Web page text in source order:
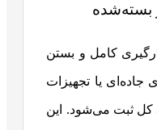
بسته‌شده
کامل و بستن
جاده‌ای یا تجهیزات
کل ثبت می‌شود. این